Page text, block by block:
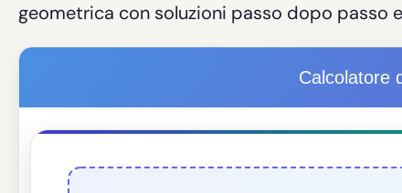
geometrica con soluzioni passo dopo passo
Calcolatore